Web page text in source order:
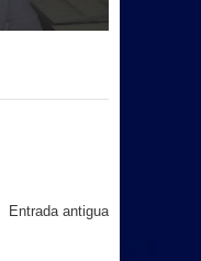
Entrada antigua